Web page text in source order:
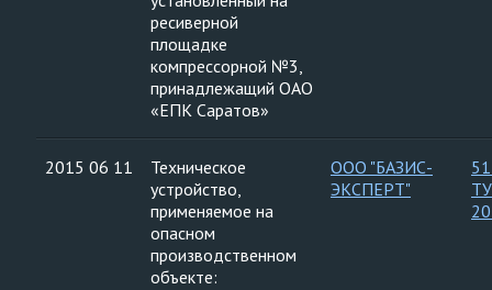
ресиверной
площадке
компрессорной №3,
принадлежащий ОАО
«ЕПК Саратов»
2015 06 11
Техническое
устройство,
применяемое на
опасном
производственном
объекте:
ООО "БАЗИС-
ЭКСПЕРТ"